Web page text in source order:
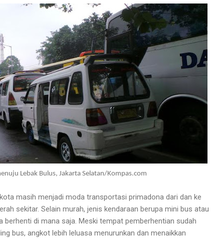
Lebak Bulus, Jakarta Selatan/Kompas.com
masih menjadi moda transportasi primadona dari dan ke
sekitar. Selain murah, jenis kendaraan berupa mini bus atau
berhenti di mana saja. Meski tempat pemberhentian sudah
bus, angkot lebih leluasa menurunkan dan menaikkan